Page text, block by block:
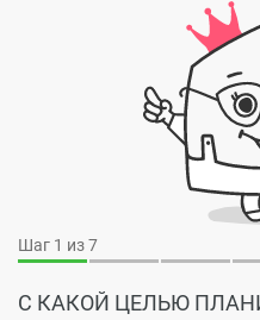
Шаг 1 из 7
С КАКОЙ ЦЕЛЬЮ